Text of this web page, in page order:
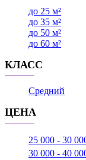
до 25 м²
до 35 м²
до 50 м²
до 60 м²
КЛАСС
Средний
ЦЕНА
25 000 - 30
30 000 - 40